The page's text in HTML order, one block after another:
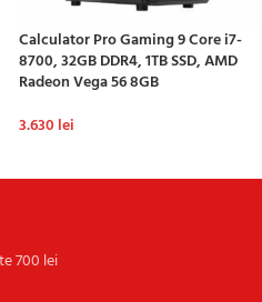
Calculator Pro Gaming 9 Core i7-
8700, 32GB DDR4, 1TB SSD, AMD
Radeon Vega 56 8GB
3.630 lei
700 lei